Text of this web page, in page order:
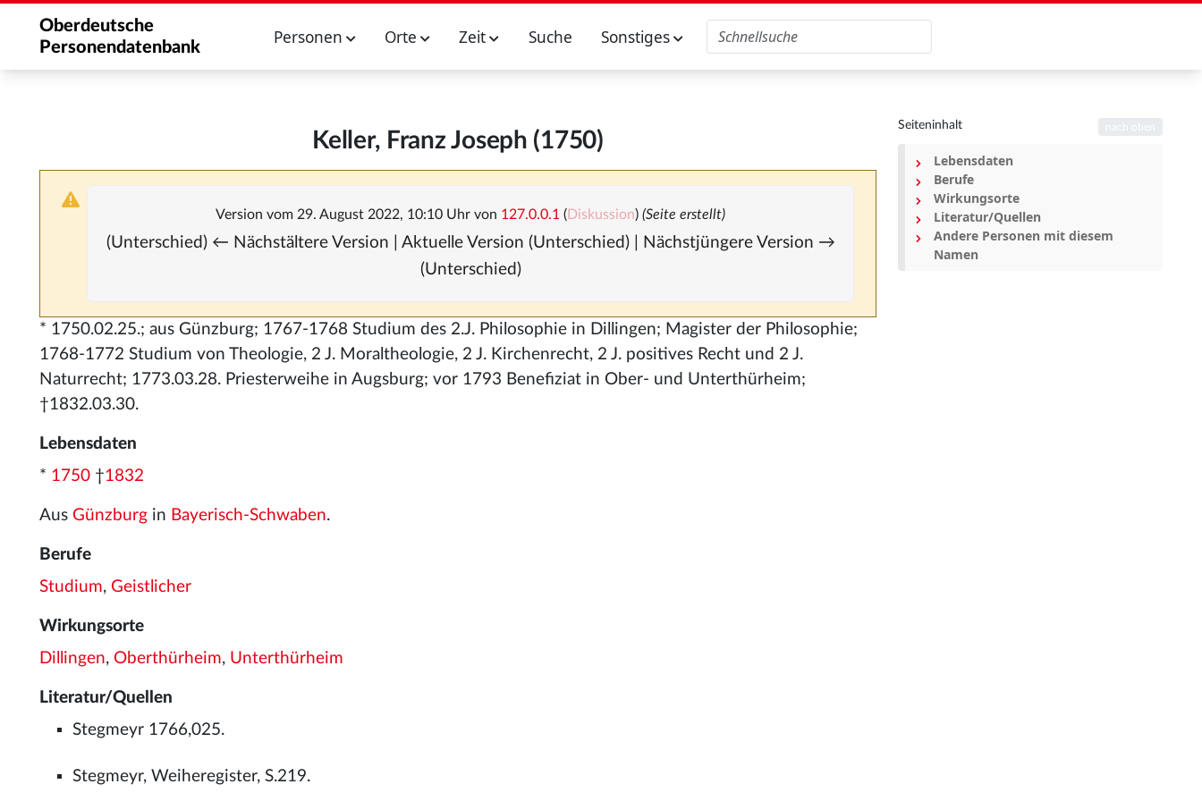
Oberdeutsche
Personendatenbank
Personen Orte Zeit Suche Sonstiges
Keller, Franz Joseph (1750)
Version vom 29. August 2022, 10:10 Uhr von 127.0.0.1 (Diskussion) (Seite erstellt)
(Unterschied) ← Nächstältere Version | Aktuelle Version (Unterschied) | Nächstjüngere Version →
(Unterschied)
* 1750.02.25.; aus Günzburg; 1767-1768 Studium des 2.J. Philosophie in Dillingen; Magister der Philosophie;
1768-1772 Studium von Theologie, 2 J. Moraltheologie, 2 J. Kirchenrecht, 2 J. positives Recht und 2 J.
Naturrecht; 1773.03.28. Priesterweihe in Augsburg; vor 1793 Benefiziat in Ober- und Unterthürheim;
†1832.03.30.
Lebensdaten
* 1750 †1832
Aus Günzburg in Bayerisch-Schwaben.
Berufe
Studium, Geistlicher
Wirkungsorte
Dillingen, Oberthürheim, Unterthürheim
Literatur/Quellen
Stegmeyr 1766,025.
Stegmeyr, Weiheregister, S.219.
Seiteninhalt
Lebensdaten
Berufe
Wirkungsorte
Literatur/Quellen
Andere Personen mit diesem
Namen